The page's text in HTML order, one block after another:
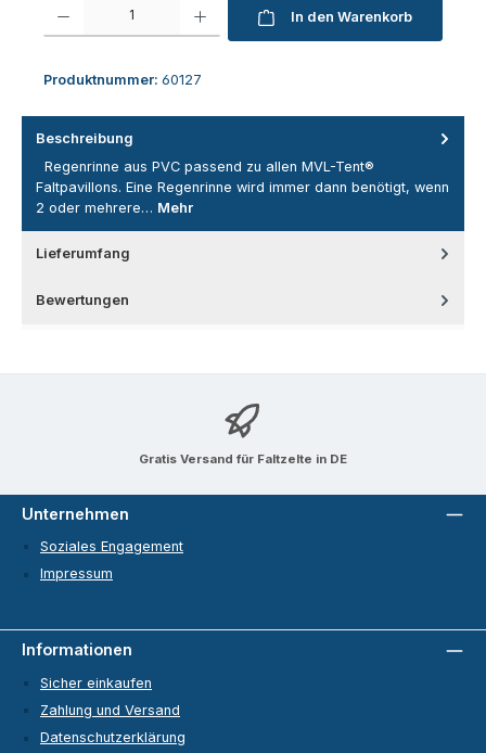
In den Warenkorb
Produktnummer: 60127
Beschreibung
Regenrinne aus PVC passend zu allen MVL-Tent®
Faltpavillons. Eine Regenrinne wird immer dann benötigt, wenn
2 oder mehrere… Mehr
Lieferumfang
Bewertungen
Gratis Versand für Faltzelte in DE
Unternehmen
Soziales Engagement
Impressum
Informationen
Sicher einkaufen
Zahlung und Versand
Datenschutzerklärung